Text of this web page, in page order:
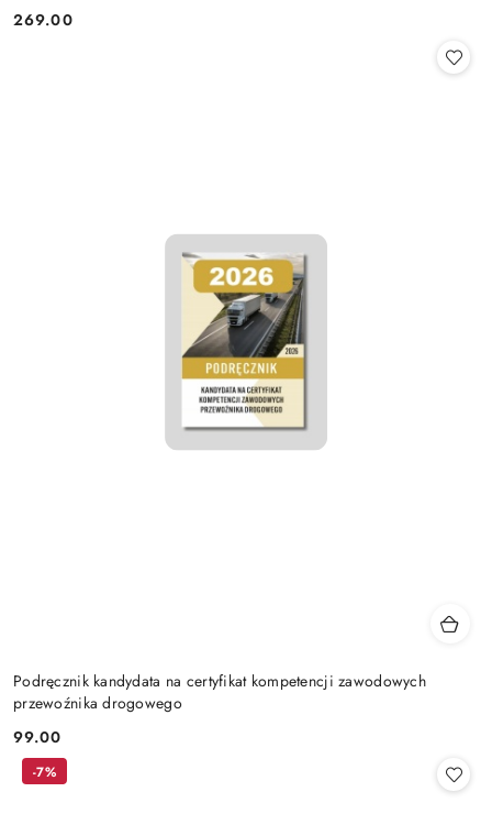
Cena:
269.00
Podręcznik kandydata na certyfikat kompetencji zawodowych
przewoźnika drogowego
Cena:
99.00
-7%